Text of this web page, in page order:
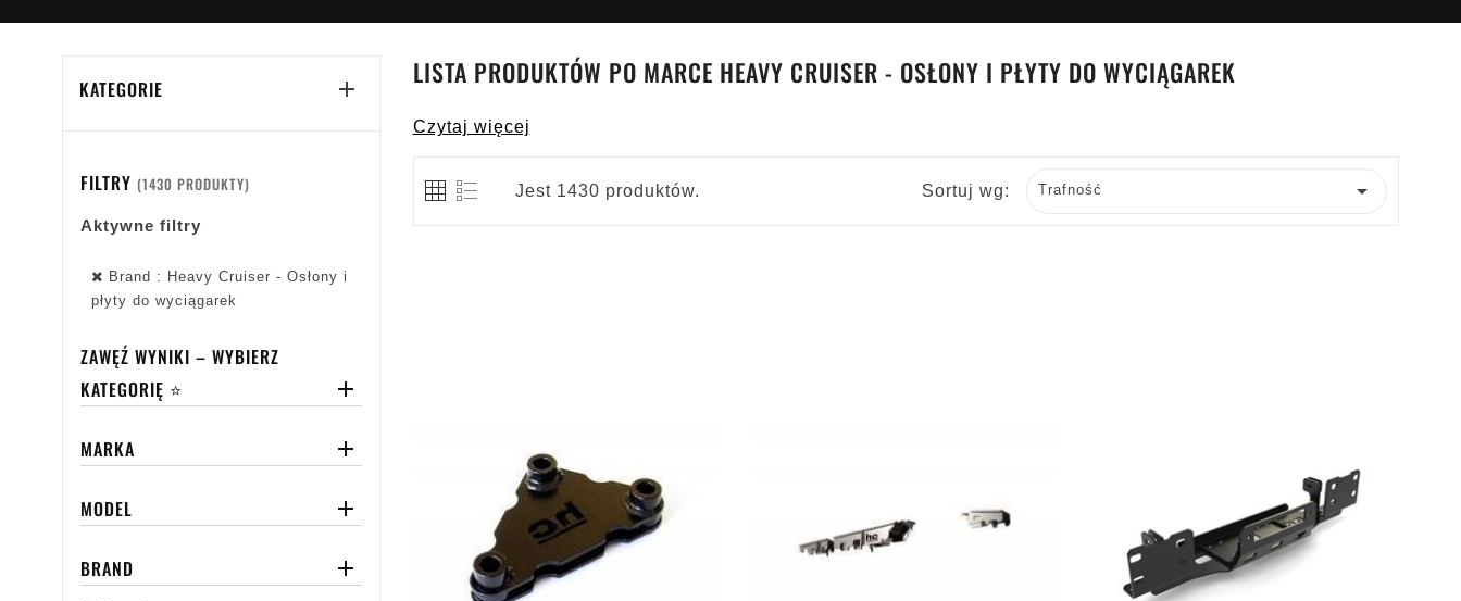
KATEGORIE 
FILTRY (1430 PRODUKTY)
Aktywne filtry
Brand : Heavy Cruiser - Osłony i
płyty do wyciągarek
ZAWĘŹ WYNIKI – WYBIERZ
KATEGORIĘ ⭐

MARKA 
MODEL 
BRAND 
LISTA PRODUKTÓW PO MARCE HEAVY CRUISER - OSŁONY I PŁYTY DO WYCIĄGAREK
Czytaj więcej
Jest 1430 produktów. Sortuj wg: Trafność 